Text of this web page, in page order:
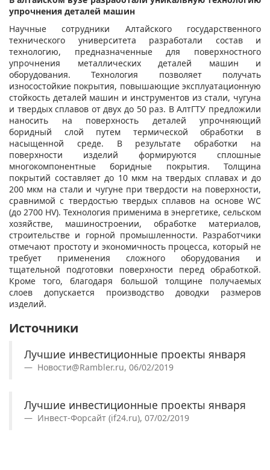
упрочнения деталей машин
Научные сотрудники Алтайского государственного
технического университета разработали состав и
технологию, предназначенные для поверхностного
упрочнения металлических деталей машин и
оборудования. Технология позволяет получать
износостойкие покрытия, повышающие эксплуатационную
стойкость деталей машин и инструментов из стали, чугуна
и твердых сплавов от двух до 50 раз. В АлтГТУ предложили
наносить на поверхность деталей упрочняющий
боридный слой путем термической обработки в
насыщенной среде. В результате обработки на
поверхности изделий формируются сплошные
многокомпонентные боридные покрытия. Толщина
покрытий составляет до 10 мкм на твердых сплавах и до
200 мкм на стали и чугуне при твердости на поверхности,
сравнимой с твердостью твердых сплавов на основе WC
(до 2700 HV). Технология применима в энергетике, сельском
хозяйстве, машиностроении, обработке материалов,
строительстве и горной промышленности. Разработчики
отмечают простоту и экономичность процесса, который не
требует применения сложного оборудования и
тщательной подготовки поверхности перед обработкой.
Кроме того, благодаря большой толщине получаемых
слоев допускается производство доводки размеров
изделий.
Источники
Лучшие инвестиционные проекты января
Новости@Rambler.ru, 06/02/2019
Лучшие инвестиционные проекты января
Инвест-Форсайт (if24.ru), 07/02/2019